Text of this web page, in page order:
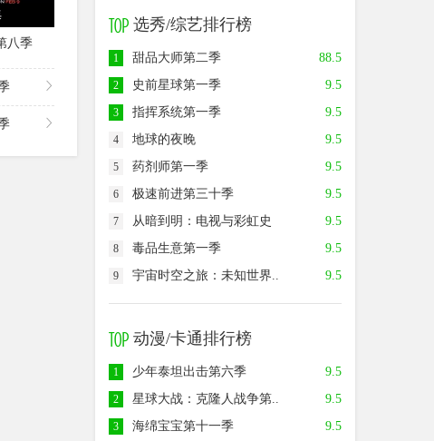
八季
已完结
选秀/综艺排行榜
88.5
1
甜品大师第二季
9.5
2
史前星球第一季
9.5
3
指挥系统第一季
9.5
4
地球的夜晚
9.5
5
药剂师第一季
9.5
6
极速前进第三十季
9.5
7
从暗到明：电视与彩虹史
9.5
8
毒品生意第一季
9.5
9 宇宙时空之旅：未知世界..
动漫/卡通排行榜
9.5
1
少年泰坦出击第六季
9.5
2
星球大战：克隆人战争第..
9.5
3
海绵宝宝第十一季